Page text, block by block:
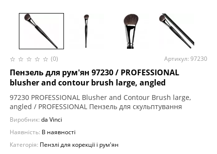
(0) Артикул: 97230
Пензель для рум'ян 97230 / PROFESSIONAL
blusher and contour brush large, angled
97230 PROFESSIONAL Blusher and Contour Brush large,
angled / PROFESSIONAL Пензель для скульптування
Виробник: da Vinci
Наявність: В наявності
Категорія: Пензлі для корекції і рум'ян